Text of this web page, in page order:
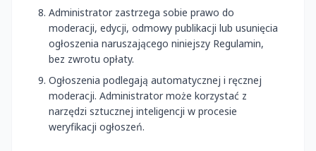
Administrator zastrzega sobie prawo do
moderacji, edycji, odmowy publikacji lub usunięcia
ogłoszenia naruszającego niniejszy Regulamin,
bez zwrotu opłaty.
Ogłoszenia podlegają automatycznej i ręcznej
moderacji. Administrator może korzystać z
narzędzi sztucznej inteligencji w procesie
weryfikacji ogłoszeń.